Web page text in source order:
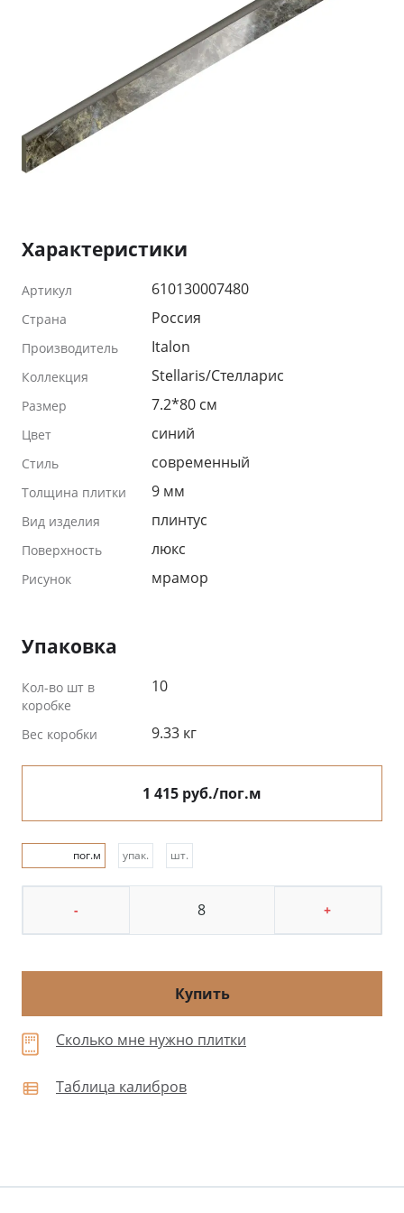
Характеристики
Артикул 610130007480
Страна Россия
Производитель Italon
Коллекция Stellaris/Стелларис
Размер 7.2*80 см
Цвет синий
Стиль современный
Толщина плитки 9 мм
Вид изделия плинтус
Поверхность люкс
Рисунок мрамор
Упаковка
Кол-во шт в
коробке
10
Вес коробки 9.33 кг
1 415 руб./пог.м
пог.м упак. шт.
- +
Купить
Сколько мне нужно плитки
Таблица калибров